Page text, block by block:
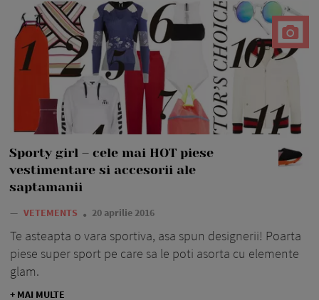
Sporty girl – cele mai HOT piese
vestimentare si accesorii ale
saptamanii
— VETEMENTS 20 aprilie 2016
Te asteapta o vara sportiva, asa spun designerii! Poarta
piese super sport pe care sa le poti asorta cu elemente
glam.
+ MAI MULTE